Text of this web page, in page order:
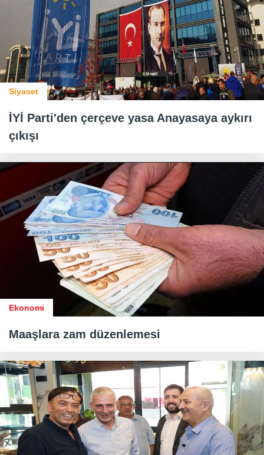
Siyaset
İYİ Parti'den çerçeve yasa Anayasaya aykırı
çıkışı
Ekonomi
Maaşlara zam düzenlemesi